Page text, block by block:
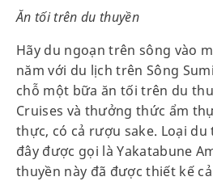
Ăn tối trên du thuyền
Hãy du ngoạn trên sông vào
năm với du lịch trên Sông
chỗ một bữa ăn tối trên du
Cruises và thưởng thức ẩm
thực, có cả rượu sake. Loại
đây được gọi là Yakatabune
thuyền này đã được thiết kế